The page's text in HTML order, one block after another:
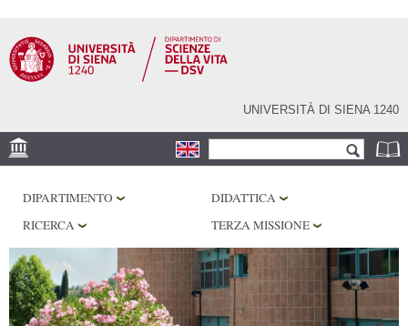
contenuto
principale
UNIVERSITÀ DI SIENA 1240
Form di ricerca
CORE FACILITIES
LABORATORI
BIBLIOTECHE
SERVIZI
DIPARTIMENTO
DIDATTICA
RICERCA
TERZA MISSIONE